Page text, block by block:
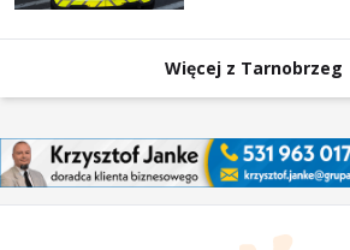
Więcej z Tarnobrzeg